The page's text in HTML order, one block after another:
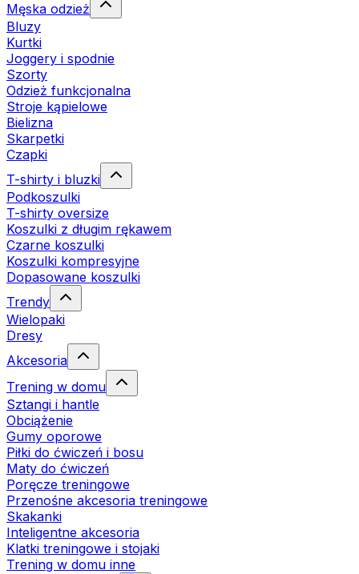
Męska odzież
Bluzy
Kurtki
Joggery i spodnie
Szorty
Odzież funkcjonalna
Stroje kąpielowe
Bielizna
Skarpetki
Czapki
T-shirty i bluzki
Podkoszulki
T-shirty oversize
Koszulki z długim rękawem
Czarne koszulki
Koszulki kompresyjne
Dopasowane koszulki
Trendy
Wielopaki
Dresy
Akcesoria
Trening w domu
Sztangi i hantle
Obciążenie
Gumy oporowe
Piłki do ćwiczeń i bosu
Maty do ćwiczeń
Poręcze treningowe
Przenośne akcesoria treningowe
Skakanki
Inteligentne akcesoria
Klatki treningowe i stojaki
Trening w domu inne